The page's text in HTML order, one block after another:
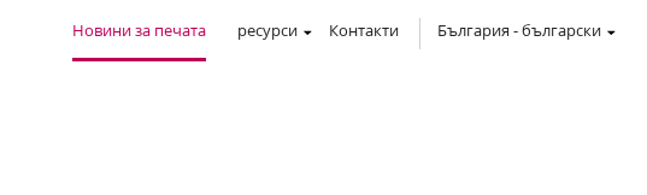
Новини за печата ресурси Контакти България -български